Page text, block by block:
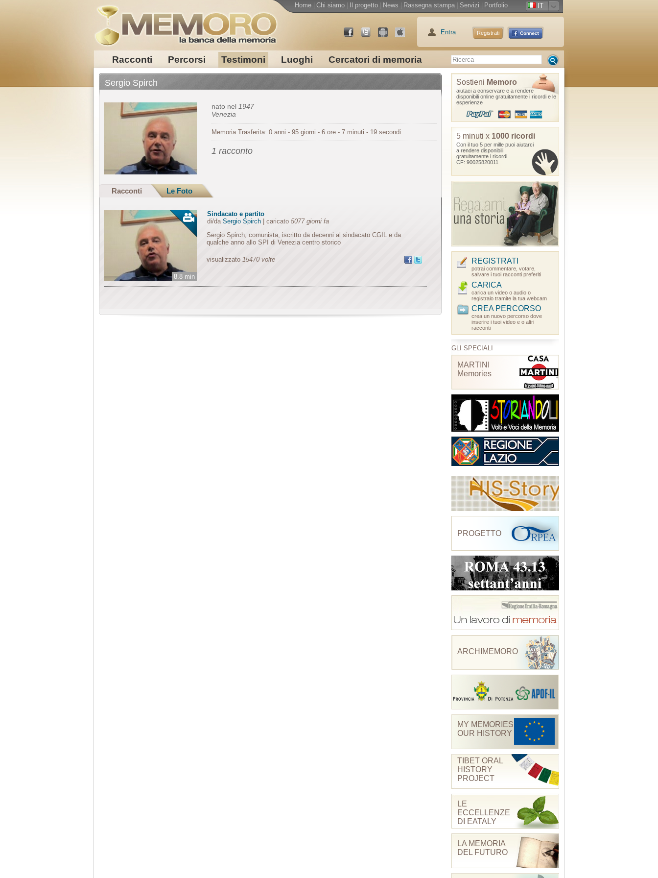
Racconti Percorsi Testimoni Luoghi Cercatori di memoria
Home Chi siamo Il progetto News Rassegna stampa Servizi Portfolio IT
Entra Registrati
Sergio Spirch
nato nel 1947
Venezia
Memoria Trasferita: 0 anni - 95 giorni - 6 ore - 7 minuti - 19 secondi
1 racconto
Racconti Le Foto
8.8 min
Sindacato e partito
di/da Sergio Spirch| caricato 5077 giorni fa
Sergio Spirch, comunista, iscritto da decenni al sindacato CGIL e da
qualche anno allo SPI di Venezia centro storico
visualizzato 15470 volte
Sostieni Memoro
aiutaci a conservare e a rendere
disponibili online gratuitamente i ricordi e le
esperienze
5 minuti x 1000 ricordi
Con il tuo 5 per mille puoi aiutarci
a rendere disponibili
gratuitamente i ricordi
CF: 90025820011
REGISTRATI
potrai commentare, votare,
salvare i tuoi racconti preferiti
CARICA
carica un video o audio o
registralo tramite la tua webcam
CREA PERCORSO
crea un nuovo percorso dove
inserire i tuoi video e o altri
racconti
GLI SPECIALI
MARTINI
Memories
PROGETTO
ARCHIMEMORO
MY MEMORIES
OUR HISTORY
TIBET ORAL
HISTORY
PROJECT
LE
ECCELLENZE
DI EATALY
LA MEMORIA
DEL FUTURO